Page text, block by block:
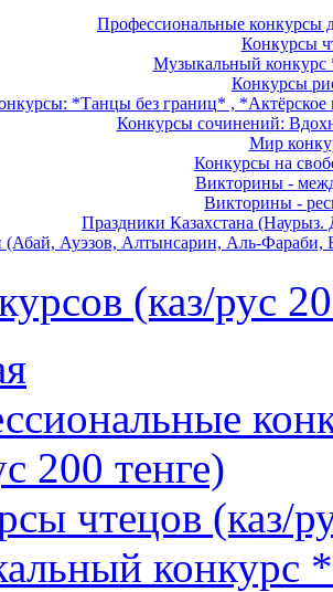
Профессиональные конкурсы
Конкурсы
Музыкальный конкурс
Конкурсы
*Танцы без границ* , *Актёрское
Конкурсы сочинений:
Мир
Конкурсы на
Викторины -
Викторины -
Праздники Казахстана (Наурыз.
(Абай, Ауэзов, Алтынсарин, Аль-Фараби,
(каз/рус
200 тенге)
чтецов (каз/
конкурс